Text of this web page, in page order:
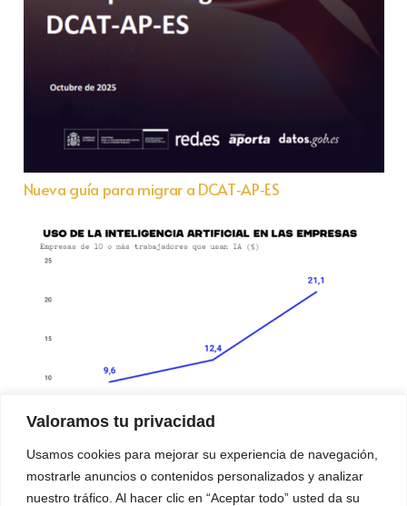
Valoramos tu privacidad
Usamos cookies para mejorar su experiencia de navegación,
mostrarle anuncios o contenidos personalizados y analizar
nuestro tráfico. Al hacer clic en “Aceptar todo” usted da su
Nueva guía para migrar a DCAT‑AP‑ES
Informe COTEC sobre el uso de IA en empresas